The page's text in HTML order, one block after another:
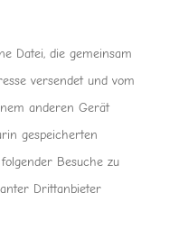
Datei, die gemeinsam
versendet und vom
anderen Gerät
gespeicherten
Besuche zu
Drittanbieter